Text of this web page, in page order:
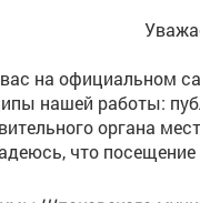
на официальном
нашей работы:
органа
что